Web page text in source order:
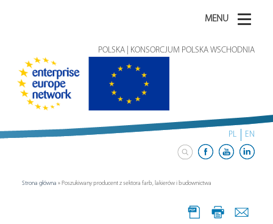
MENU
POLSKA | KONSORCJUM POLSKA WSCHODNIA
PL EN
Strona główna » Poszukiwany producent z sektora farb, lakierów i budownictwa